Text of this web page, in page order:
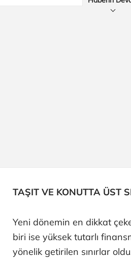
TAŞIT VE KONUTTA ÜST
Yeni dönemin en dikkat
biri ise yüksek tutarlı
yönelik getirilen sınırlar